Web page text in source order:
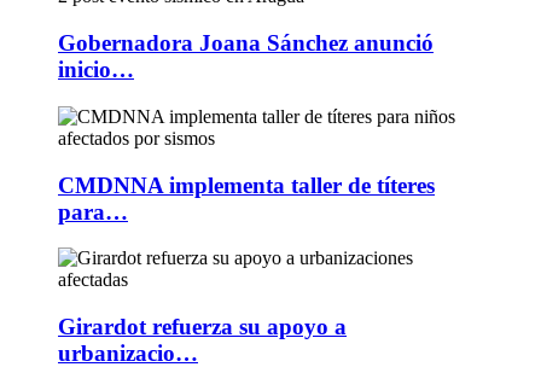
Gobernadora Joana Sánchez anunció
inicio…
CMDNNA implementa taller de títeres
para…
Girardot refuerza su apoyo a
urbanizacio…